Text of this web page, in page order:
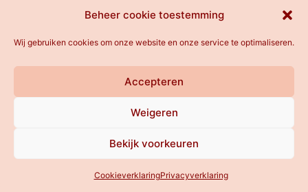
Beheer cookie toestemming
Wij gebruiken cookies om onze website en onze service te optimaliseren.
Accepteren
Weigeren
Bekijk voorkeuren
CookieverklaringPrivacyverklaring
ons toevertrouwd zijn een zo goed mogelijke zorg
bieden. Daartoe hebben wij instrumenten ter
beschikking, die gebruikt worden om de
school wil uitdrukkelijk de ontwikkeling van het
gehele kind in beeld brengen. In het
(SOP) en de uitwerking
hiervan leest u welke mogelijkheden de
Vrijeschool Almere heeft voor de ondersteuning
van leerlingen met uiteenlopende